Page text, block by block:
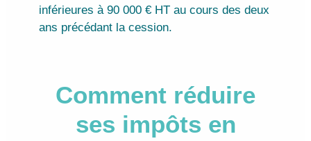
inférieures à 90 000 € HT au cours des deux
ans précédant la cession.
Comment réduire
ses impôts en